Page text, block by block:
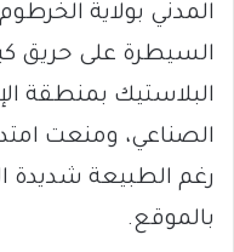
المدني بولاية
السيطرة على حريق
البلاستيك بمنطقة
الصناعي، ومنعت
رغم الطبيعة شديدة
بالموقع.